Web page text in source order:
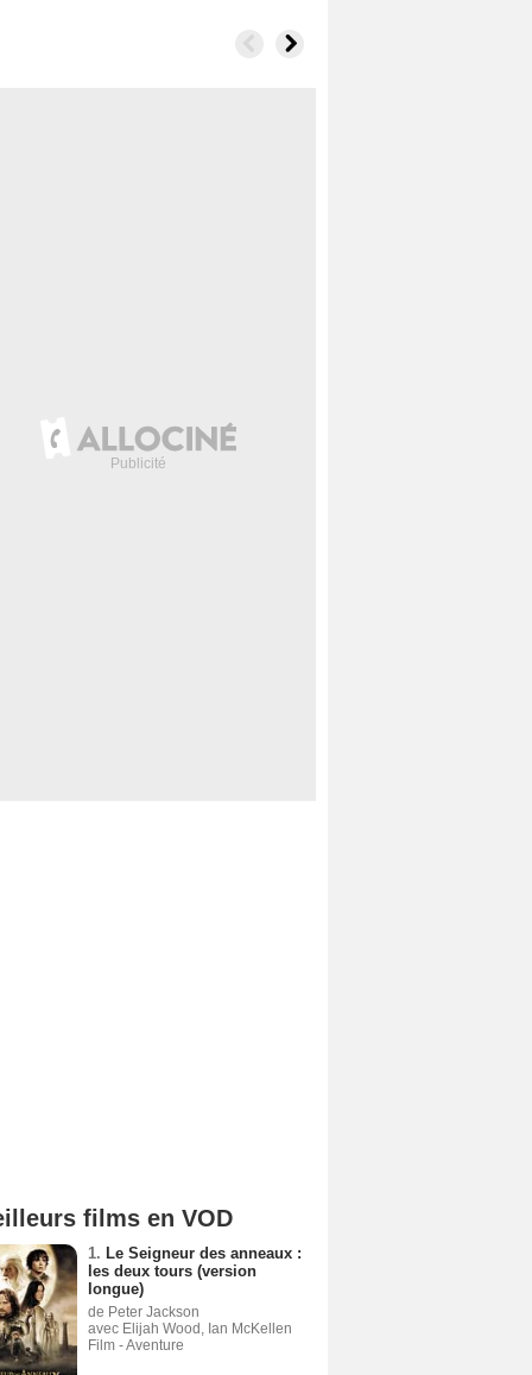
films en VOD
1. Le Seigneur des anneaux :
les deux tours (version
longue)
de Peter Jackson
avec Elijah Wood, Ian McKellen
Film - Aventure